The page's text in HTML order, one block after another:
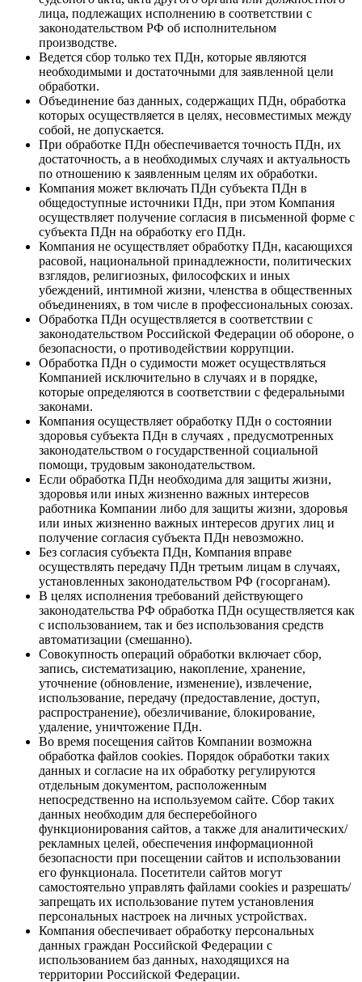
лица, подлежащих исполнению в соответствии с
законодательством РФ об исполнительном
производстве.
Ведется сбор только тех ПДн, которые являются
необходимыми и достаточными для заявленной цели
обработки.
Объединение баз данных, содержащих ПДн, обработка
которых осуществляется в целях, несовместимых между
собой, не допускается.
При обработке ПДн обеспечивается точность ПДн, их
достаточность, а в необходимых случаях и актуальность
по отношению к заявленным целям их обработки.
Компания может включать ПДн субъекта ПДн в
общедоступные источники ПДн, при этом Компания
осуществляет получение согласия в письменной форме с
субъекта ПДн на обработку его ПДн.
Компания не осуществляет обработку ПДн, касающихся
расовой, национальной принадлежности, политических
взглядов, религиозных, философских и иных
убеждений, интимной жизни, членства в общественных
объединениях, в том числе в профессиональных союзах.
Обработка ПДн осуществляется в соответствии с
законодательством Российской Федерации об обороне, о
безопасности, о противодействии коррупции.
Обработка ПДн о судимости может осуществляться
Компанией исключительно в случаях и в порядке,
которые определяются в соответствии с федеральными
законами.
Компания осуществляет обработку ПДн о состоянии
здоровья субъекта ПДн в случаях , предусмотренных
законодательством о государственной социальной
помощи, трудовым законодательством.
Если обработка ПДн необходима для защиты жизни,
здоровья или иных жизненно важных интересов
работника Компании либо для защиты жизни, здоровья
или иных жизненно важных интересов других лиц и
получение согласия субъекта ПДн невозможно.
Без согласия субъекта ПДн, Компания вправе
осуществлять передачу ПДн третьим лицам в случаях,
установленных законодательством РФ (госорганам).
В целях исполнения требований действующего
законодательства РФ обработка ПДн осуществляется как
с использованием, так и без использования средств
автоматизации (смешанно).
Совокупность операций обработки включает сбор,
запись, систематизацию, накопление, хранение,
уточнение (обновление, изменение), извлечение,
использование, передачу (предоставление, доступ,
распространение), обезличивание, блокирование,
удаление, уничтожение ПДн.
Во время посещения сайтов Компании возможна
обработка файлов cookies. Порядок обработки таких
данных и согласие на их обработку регулируются
отдельным документом, расположенным
непосредственно на используемом сайте. Сбор таких
данных необходим для бесперебойного
функционирования сайтов, а также для аналитических/
рекламных целей, обеспечения информационной
безопасности при посещении сайтов и использовании
его функционала. Посетители сайтов могут
самостоятельно управлять файлами cookies и разрешать/
запрещать их использование путем установления
персональных настроек на личных устройствах.
Компания обеспечивает обработку персональных
данных граждан Российской Федерации с
использованием баз данных, находящихся на
территории Российской Федерации.